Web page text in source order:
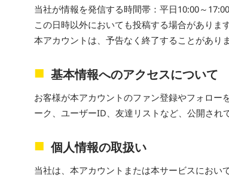
当社が情報を発信する時間帯：平日10:00～
この日時以外においても投稿する場合があります
本アカウントは、予告なく終了することがありま
基本情報へのアクセスについて
お客様が本アカウントのファン登録やフォロ
ーク、ユーザーID、友達リストなど、公開され
個人情報の取扱い
当社は、本アカウントまたは本サービスにおい